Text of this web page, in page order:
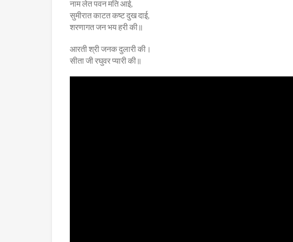
नाम लेत पवन मति आई,
सुमीरात काटत कष्ट दुख दाई,
शरणागत जन भय हरी की॥
आरती श्री जनक दुलारी की।
सीता जी रघुवर प्यारी की॥